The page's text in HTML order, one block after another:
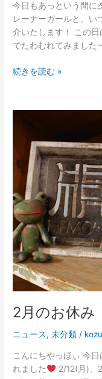
今日もあっという間に
レーナーガールと、い
介いたします！ この
でたわむれてみました
続きを読む »
2月のお休み
ニュース,未分類 /
こんにちやっほぃ 今
れました
2/12(月)、
休